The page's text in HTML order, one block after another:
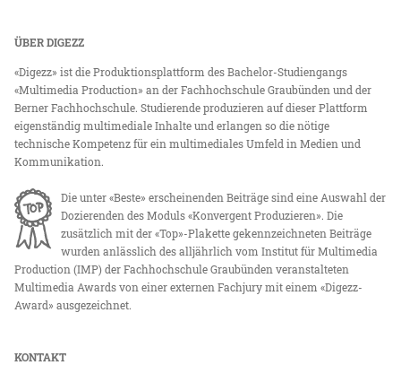
ÜBER DIGEZZ
«Digezz» ist die Produktionsplattform des Bachelor-Studiengangs
«Multimedia Production» an der Fachhochschule Graubünden und der
Berner Fachhochschule. Studierende produzieren auf dieser Plattform
eigenständig multimediale Inhalte und erlangen so die nötige
technische Kompetenz für ein multimediales Umfeld in Medien und
Kommunikation.
Die unter «Beste» erscheinenden Beiträge sind eine Auswahl der
Dozierenden des Moduls «Konvergent Produzieren». Die
zusätzlich mit der «Top»-Plakette gekennzeichneten Beiträge
wurden anlässlich des alljährlich vom Institut für Multimedia
Production (IMP) der Fachhochschule Graubünden veranstalteten
Multimedia Awards von einer externen Fachjury mit einem «Digezz-
Award» ausgezeichnet.
KONTAKT